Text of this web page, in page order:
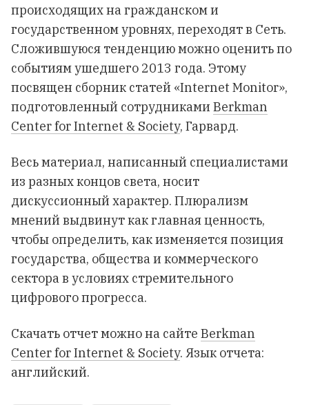
происходящих на гражданском и
государственном уровнях, переходят в Сеть.
Сложившуюся тенденцию можно оценить по
событиям ушедшего 2013 года. Этому
посвящен сборник статей «Internet Monitor»,
подготовленный сотрудниками Berkman
Center for Internet & Society, Гарвард.
Весь материал, написанный специалистами
из разных концов света, носит
дискуссионный характер. Плюрализм
мнений выдвинут как главная ценность,
чтобы определить, как изменяется позиция
государства, общества и коммерческого
сектора в условиях стремительного
цифрового прогресса.
Скачать отчет можно на сайте Berkman
Center for Internet & Society. Язык отчета:
английский.